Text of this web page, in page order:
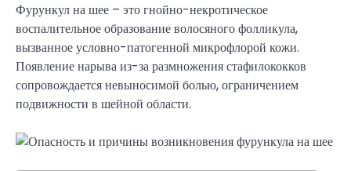
Фурункул на шее – это гнойно-некротическое
воспалительное образование волосяного фолликула,
вызванное условно-патогенной микрофлорой кожи.
Появление нарыва из-за размножения стафилококков
сопровождается невыносимой болью, ограничением
подвижности в шейной области.